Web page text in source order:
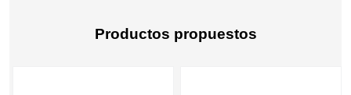
Productos propuestos